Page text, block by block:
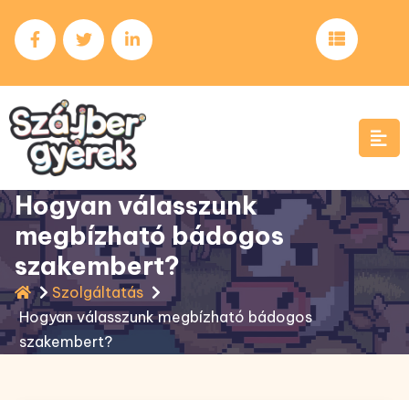
to
content
Hogyan válasszunk
megbízható bádogos
szakembert?
Szolgáltatás
Hogyan válasszunk megbízható bádogos
szakembert?